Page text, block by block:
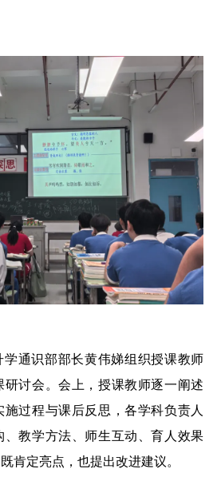
学通识部部长黄伟娣组织授课教师
讨会。会上，授课教师逐一阐述
过程与课后反思，各学科负责人
、教学方法、师生互动、育人效果
肯定亮点，也提出改进建议。